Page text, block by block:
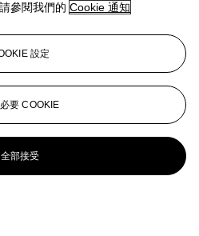
1920-1992)
1992)
1992)
參閱我們的 Cookie 通知
設定
要 COOKIE
全部接受